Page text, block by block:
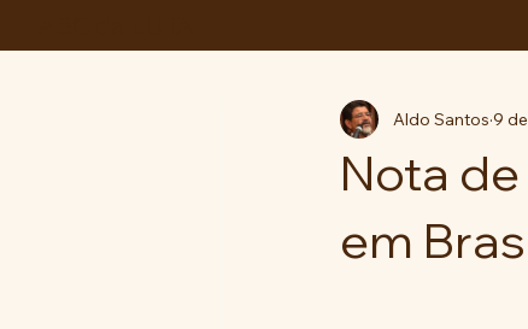
Nota
em
Aldo Santos 9